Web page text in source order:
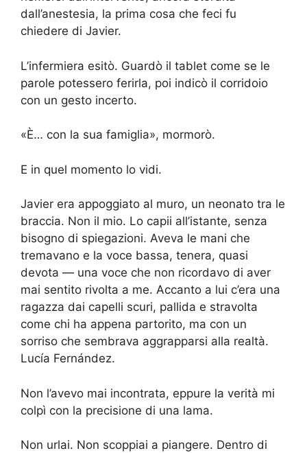
dall’anestesia, la prima cosa che feci fu
chiedere di Javier.
L’infermiera esitò. Guardò il tablet come se le
parole potessero ferirla, poi indicò il corridoio
con un gesto incerto.
«È… con la sua famiglia», mormorò.
E in quel momento lo vidi.
Javier era appoggiato al muro, un neonato tra le
braccia. Non il mio. Lo capii all’istante, senza
bisogno di spiegazioni. Aveva le mani che
tremavano e la voce bassa, tenera, quasi
devota — una voce che non ricordavo di aver
mai sentito rivolta a me. Accanto a lui c’era una
ragazza dai capelli scuri, pallida e stravolta
come chi ha appena partorito, ma con un
sorriso che sembrava aggrapparsi alla realtà.
Lucía Fernández.
Non l’avevo mai incontrata, eppure la verità mi
colpì con la precisione di una lama.
Non urlai. Non scoppiai a piangere. Dentro di